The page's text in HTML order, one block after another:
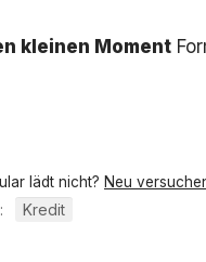
kleinen Moment
lädt nicht? Neu
Kredit